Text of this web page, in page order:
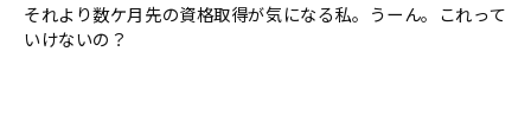
それより数ケ月先の資格取得が気になる私。うーん。これって
いけないの？